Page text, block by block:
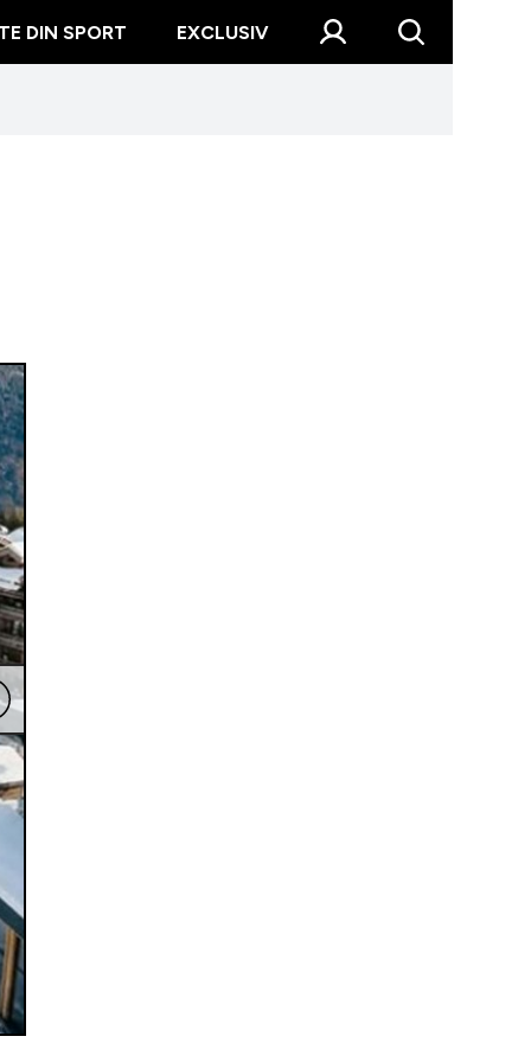
DIN SPORT EXCLUSIV